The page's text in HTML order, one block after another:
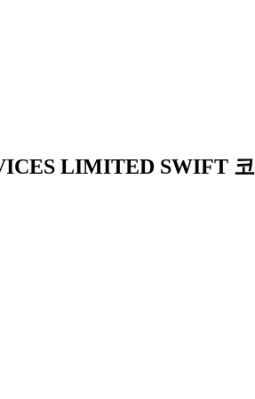
LIMITED SWIFT